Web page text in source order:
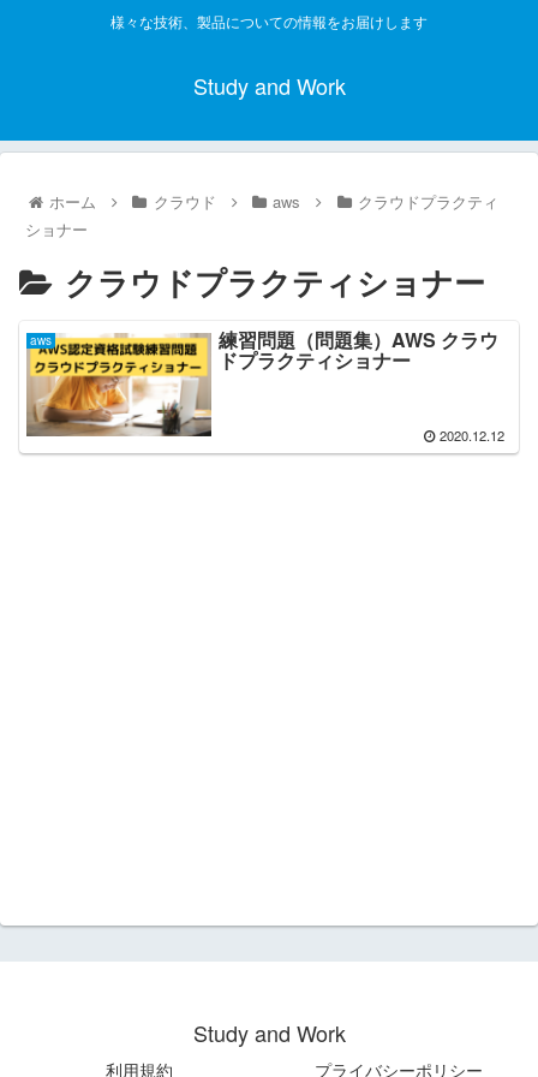
様々な技術、製品についての情報をお届けします
Study and Work
ホーム クラウド aws
クラウドプラクティ
ショナー
クラウドプラクティショナー
aws 練習問題（問題集）AWS クラウ
ドプラクティショナー
2020.12.12
Study and Work
利用規約 プライバシーポリシー